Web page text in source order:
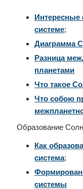
системе;
Диаграмма
Разница
планетами
Что такое
Что собою
Образование
Как
система;
системы